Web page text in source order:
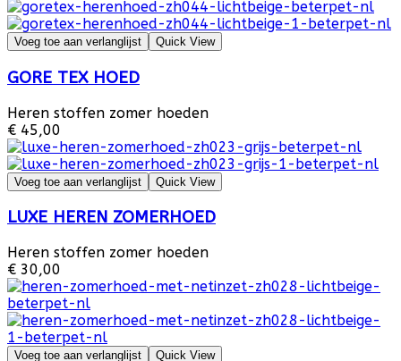
Voeg toe aan verlanglijst Quick View
GORE TEX HOED
Heren stoffen zomer hoeden
€ 45,00
Voeg toe aan verlanglijst Quick View
LUXE HEREN ZOMERHOED
Heren stoffen zomer hoeden
€ 30,00
Voeg toe aan verlanglijst Quick View